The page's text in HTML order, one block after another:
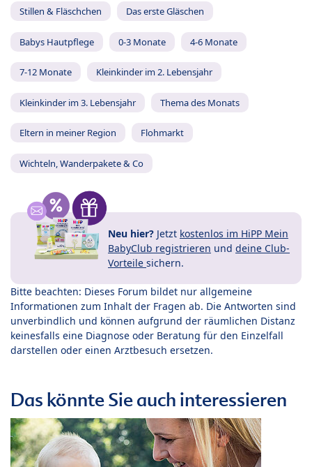
Stillen & Fläschchen Das erste Gläschen
Babys Hautpflege 0-3 Monate 4-6 Monate
7-12 Monate Kleinkinder im 2. Lebensjahr
Kleinkinder im 3. Lebensjahr Thema des Monats
Eltern in meiner Region Flohmarkt
Wichteln, Wanderpakete & Co
Neu hier? Jetzt kostenlos im HiPP Mein
BabyClub registrieren und deine Club-
Vorteile sichern.
Bitte beachten: Dieses Forum bildet nur allgemeine
Informationen zum Inhalt der Fragen ab. Die Antworten sind
unverbindlich und können aufgrund der räumlichen Distanz
keinesfalls eine Diagnose oder Beratung für den Einzelfall
darstellen oder einen Arztbesuch ersetzen.
Das könnte Sie auch interessieren